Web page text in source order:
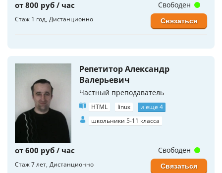
от 800 руб / час
Стаж 1 год Дистанционно
Свободен
Связаться
Репетитор Александр
Валерьевич
Частный преподаватель
HTML linux
и еще 4
школьники 5-11 класса
от 600 руб / час
Стаж 7 лет Дистанционно
Свободен
Связаться